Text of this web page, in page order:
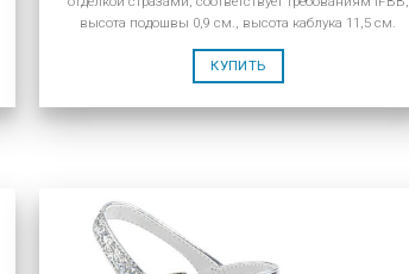
высота подошвы 0,9 см., высота каблука 11,5 см.
КУПИТЬ